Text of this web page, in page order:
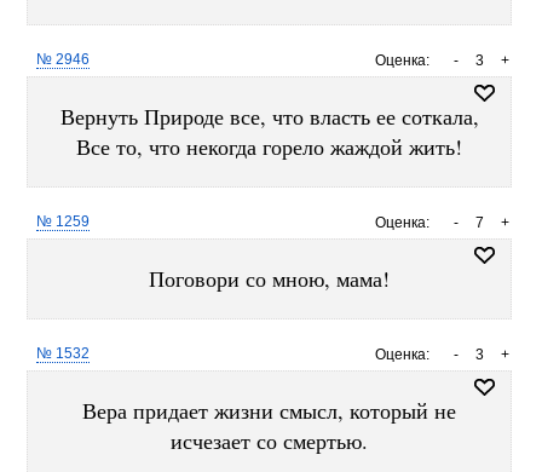
Оценка: +
3
-
№ 2946
Вернуть Природе все, что власть ее соткала,
Все то, что некогда горело жаждой жить!
Оценка: +
7
-
№ 1259
Поговори со мною, мама!
Оценка: +
3
-
№ 1532
Вера придает жизни смысл, который не
исчезает со смертью.